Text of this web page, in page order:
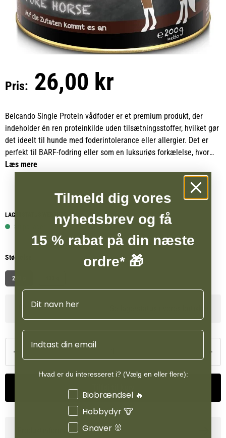
Pris: 26,00 kr
Belcando Single Protein vådfoder er et premium produkt, der
indeholder én ren proteinkilde uden tilsætningsstoffer, hvilket gør
det ideelt til hunde med foderintolerance eller allergier. Det er
perfekt til BARF-fodring eller som en luksuriøs forkælelse, hvor
der ikke gås på kompromis med kvaliteten. Da det kun indeholder
én proteinkilde, er det særligt velegnet til eliminationsdiæter og
Når det kombineres med Belcando Grain Free Mix It, fungerer
dette vådfoder som en effektiv del af en diagnostisk
udelukkelseskost eller som en permanent løsning for hunde med
følsom mave. Produktet er ideelt til BARF-fodring, da det giver en
naturlig, sund og let fordøjelig ernæring.
Belcando Single Protein er den perfekte løsning for hunde, der har
tilsætningsstoffer, og som samtidig ikke går på kompromis med
den højeste kvalitet.
Læs mere
LAGERSTATUS WEBSHOP
30 på lager
Størrelse
200 g
Produktinformation
Tilmeld dig vores
nyhedsbrev og få
15 % rabat på din næste
ordre* 🎁
Navn
Email
Hvad er du interesseret i? (Vælg en eller flere):
Interesser
Biobrændsel 🔥
Hobbydyr 🐮
Gnaver 🐰